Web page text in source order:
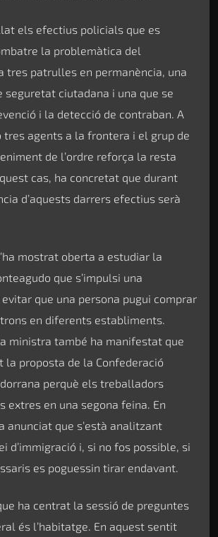
els efectius policials que es
la problemàtica del
tres patrulles en permanència, una
seguretat ciutadana i una que se
i la detecció de contraban. A
tres agents a la frontera i el grup de
de l’ordre reforça la resta
cas, ha concretat que durant
d’aquests darrers efectius serà
mostrat oberta a estudiar la
que s’impulsi una
que una persona pugui comprar
en diferents establiments.
ministra també ha manifestat que
la proposta de la Confederació
perquè els treballadors
extres en una segona feina. En
anunciat que s’està analitzant
d’immigració i, si no fos possible, si
es poguessin tirar endavant.
ha centrat la sessió de preguntes
és l’habitatge. En aquest sentit